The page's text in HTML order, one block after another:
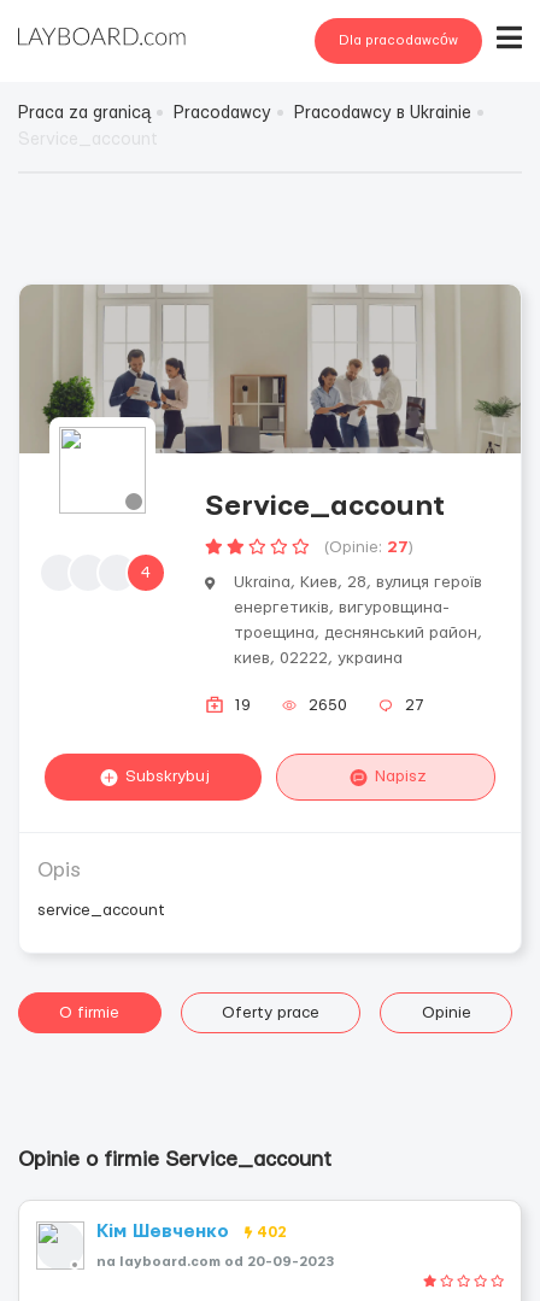
Dla pracodawców
Praca za granicą Pracodawcy
Pracodawcy в Ukrainie
4
Service_account
(Opinie: 27)
Ukraina, Киев, 28, вулиця героїв
енергетиків, вигуровщина-
троещина, деснянський район,
киев, 02222, украина
19 2650 27
Subskrybuj Napisz
Opis
service_account
O firmie Oferty prace Opinie
Opinie o firmie Service_account
Кім Шевченко 402
na layboard.com od 20-09-2023